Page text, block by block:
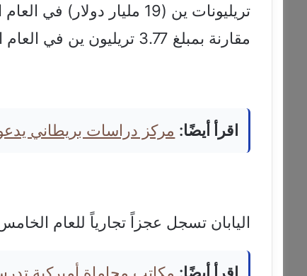
مقارنة بمبلغ 3.77 تريليون ين في العام المالي المنتهي في مارس/آذار 2026.
اقرأ أيضًا: مركز دراسات بريطاني يدعو
اليابان تسجل عجزاً تجارياً للعام